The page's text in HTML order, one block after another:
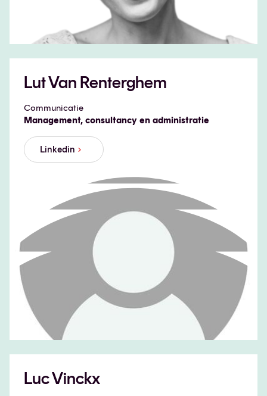
Lut Van Renterghem
Communicatie
Management, consultancy en administratie
Linkedin
Luc Vinckx